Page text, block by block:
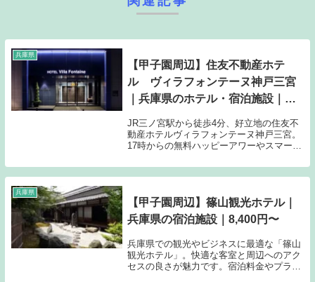
兵庫県
【甲子園周辺】住友不動産ホテ
ル ヴィラフォンテーヌ神戸三宮
｜兵庫県のホテル・宿泊施設｜
JR三ノ宮駅から徒歩4分、好立地の住友不
動産ホテルヴィラフォンテーヌ神戸三宮。
17時からの無料ハッピーアワーやスマート
3,410円から。
兵庫県
【甲子園周辺】篠山観光ホテル｜
兵庫県の宿泊施設｜8,400円〜
兵庫県での観光やビジネスに最適な「篠山
観光ホテル」。快適な客室と周辺へのアク
セスの良さが魅力です。宿泊料金やプラン